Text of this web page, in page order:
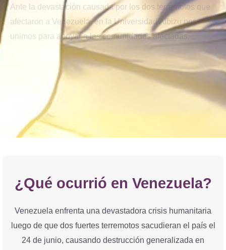
Ante la devastación causada por los dos terremotos que
afectaron a Venezuela, en la Universidad Albizu nos
unimos para apoyar a las comunidades afectadas.
¿Qué ocurrió en Venezuela?
Venezuela enfrenta una devastadora crisis humanitaria
luego de que dos fuertes terremotos sacudieran el país el
24 de junio, causando destrucción generalizada en